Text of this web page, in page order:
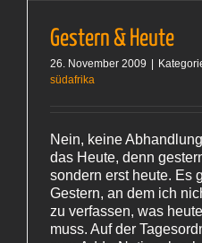
Gestern & Heute
26. November 2009 |
südafrika
Nein, keine
das Heute, denn
sondern erst heute. Es
Gestern, an dem ich
zu verfassen, was
muss. Auf der